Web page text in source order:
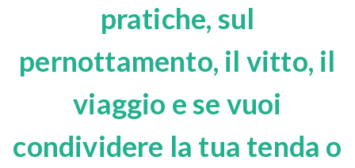
pratiche, sul
pernottamento, il vitto, il
viaggio e se vuoi
condividere la tua tenda o